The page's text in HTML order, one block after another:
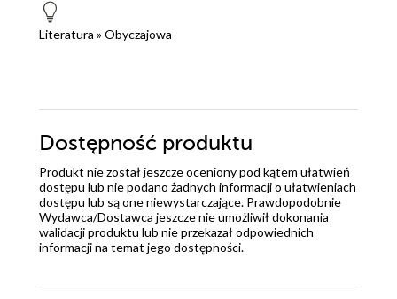
Literatura » Obyczajowa
Dostępność produktu
Produkt nie został jeszcze oceniony pod kątem ułatwień
dostępu lub nie podano żadnych informacji o ułatwieniach
dostępu lub są one niewystarczające. Prawdopodobnie
Wydawca/Dostawca jeszcze nie umożliwił dokonania
walidacji produktu lub nie przekazał odpowiednich
informacji na temat jego dostępności.